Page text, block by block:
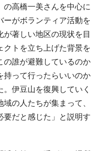
高橋一美さんを中心に
ーがボランティア活動を
著しい地区の現状を目
クトを立ち上げた背景を
の誰が避難しているのか
持って行ったらいいのか
伊豆山を復興していく
の人たちが集まって、
要だと感じた」と説明す